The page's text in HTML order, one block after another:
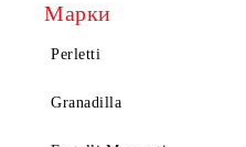
Марки
Perletti
Granadilla